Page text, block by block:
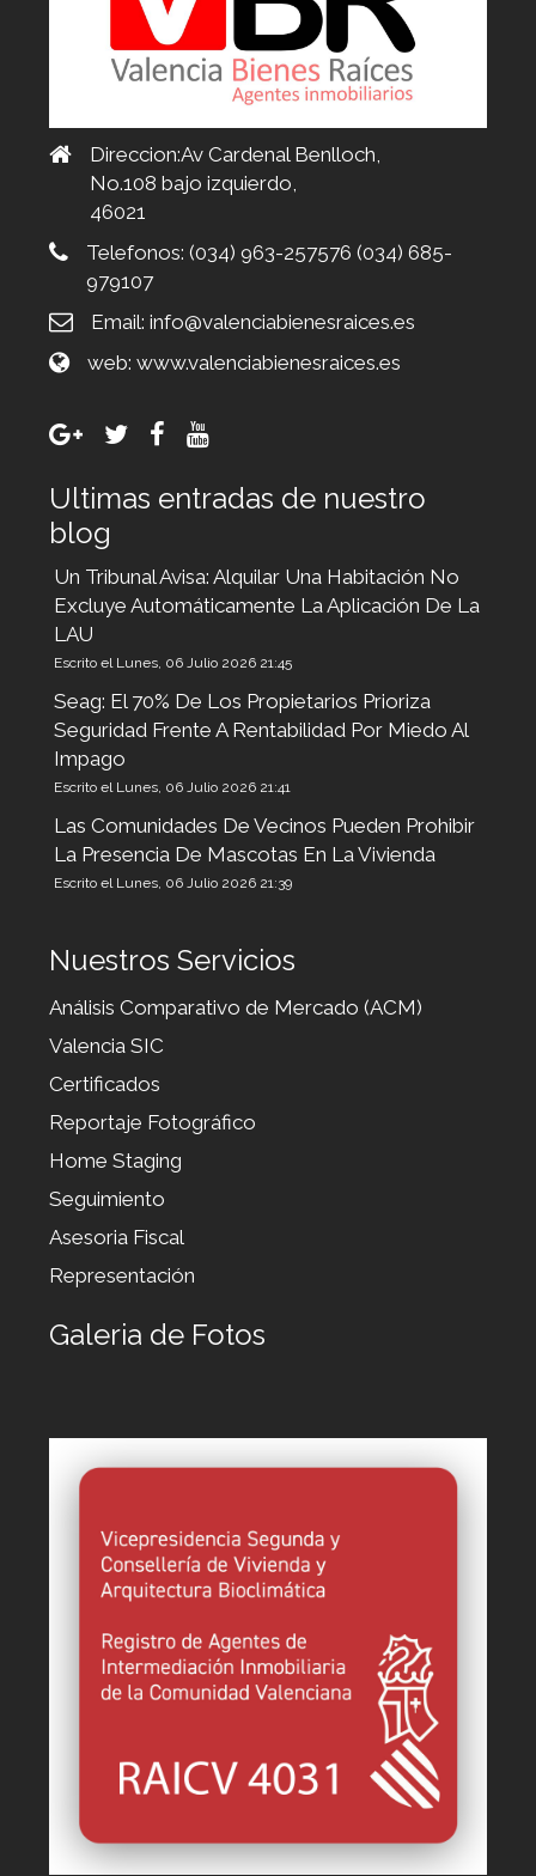
Direccion:Av Cardenal Benlloch,
No.108 bajo izquierdo,
46021
Telefonos:(034) 963-257576 (034) 685-
979107
Email:info@valenciabienesraices.es
web:www.valenciabienesraices.es
Ultimas entradas de nuestro
blog
Un Tribunal Avisa: Alquilar Una Habitación No
Excluye Automáticamente La Aplicación De La
LAU
Escrito el Lunes, 06 Julio 2026 21:45
Seag: El 70% De Los Propietarios Prioriza
Seguridad Frente A Rentabilidad Por Miedo Al
Impago
Escrito el Lunes, 06 Julio 2026 21:41
Las Comunidades De Vecinos Pueden Prohibir
La Presencia De Mascotas En La Vivienda
Escrito el Lunes, 06 Julio 2026 21:39
Nuestros Servicios
Análisis Comparativo de Mercado (ACM)
Valencia SIC
Certificados
Reportaje Fotográfico
Home Staging
Seguimiento
Asesoria Fiscal
Representación
Galeria de Fotos